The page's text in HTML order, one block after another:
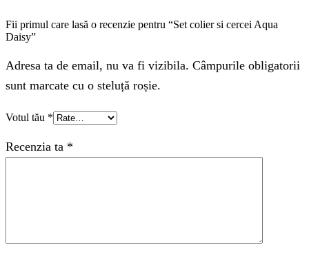
Fii primul care lasă o recenzie pentru “Set colier si cercei Aqua
Daisy”
Adresa ta de email, nu va fi vizibila. Câmpurile obligatorii
sunt marcate cu o steluță roșie.
Votul tău *
Recenzia ta *